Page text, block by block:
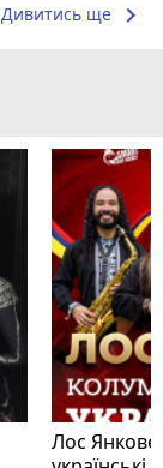
Дивитись ще keyboard_arrow_right
Лос